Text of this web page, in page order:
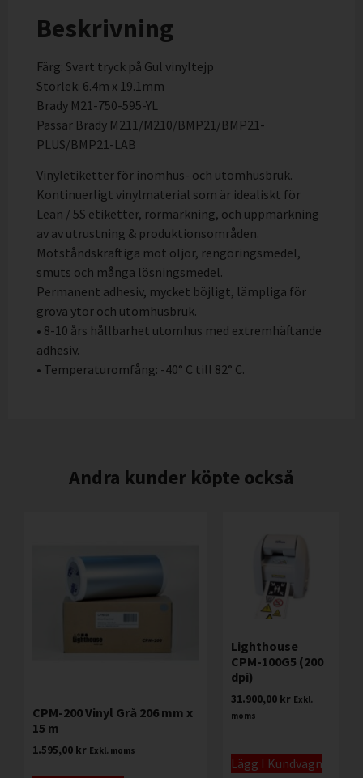
Beskrivning
Färg: Svart tryck på Gul vinyltejp
Storlek: 6.4m x 19.1mm
Brady M21-750-595-YL
Passar Brady M211/M210/BMP21/BMP21-
PLUS/BMP21-LAB
Vinyletiketter för inomhus- och utomhusbruk.
Kontinuerligt vinylmaterial som är idealiskt för
Lean / 5S etiketter, rörmärkning, och uppmärkning
av av utrustning & produktionsområden.
Motståndskraftiga mot oljor, rengöringsmedel,
smuts och många lösningsmedel.
Permanent adhesiv, mycket böjligt, lämpliga för
grova ytor och utomhusbruk.
• 8-10 års hållbarhet utomhus med extremhäftande
adhesiv.
• Temperaturomfång: -40° C till 82° C.
Andra kunder köpte också
CPM-200 Vinyl Grå 206 mm x
15 m
1.595,00 kr Exkl. moms
Lighthouse
CPM-100G5 (200
dpi)
31.900,00 kr Exkl.
moms
Lägg I Kundvagn